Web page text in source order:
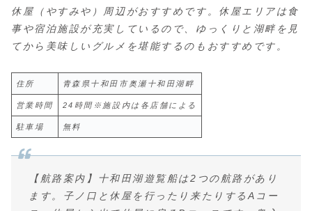
休屋（やすみや）周辺がおすすめです。休屋エリアは食
事や宿泊施設が充実しているので、ゆっくりと湖畔を見
てから美味しいグルメを堪能するのもおすすめです。
住所 青森県十和田市奥瀬十和田湖畔
営業時間 24時間※施設内は各店舗による
駐車場 無料
【航路案内】十和田湖遊覧船は2つの航路があり
ます。子ノ口と休屋を行ったり来たりするAコー